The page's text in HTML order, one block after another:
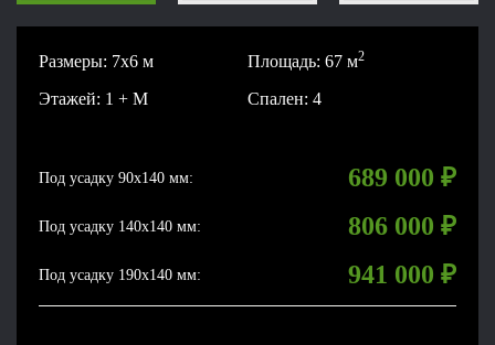
Размеры: 7x6 м Площадь: 67 м2
Этажей: 1 + М Спален: 4
Под усадку 90x140 мм: 689 000 ₽
Под усадку 140x140 мм: 806 000 ₽
Под усадку 190x140 мм: 941 000 ₽